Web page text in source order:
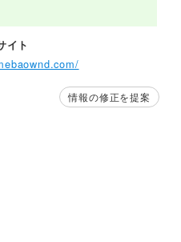
イト
情報の修正を提案